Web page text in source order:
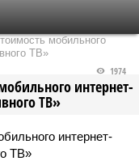
мобильного
ТВ»
интернет-
ТВ»
1974